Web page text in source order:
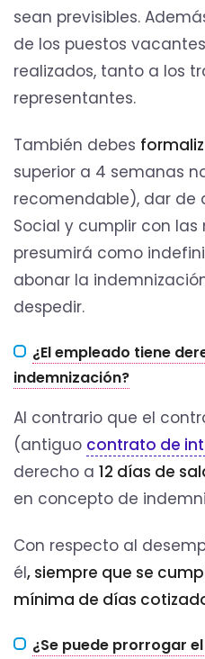
sean previsibles.
de los puestos
realizados, tanto a los
representantes.
También debes
superior a 4 semanas
recomendable), dar de
Social y cumplir con las
presumirá como
abonar la
despedir.
¿El empleado tiene
indemnización?
Al contrario que el
(antiguo contrato de
derecho a 12 días de
en concepto de
Con respecto al
él, siempre que se
mínima de días
¿Se puede prorrogar